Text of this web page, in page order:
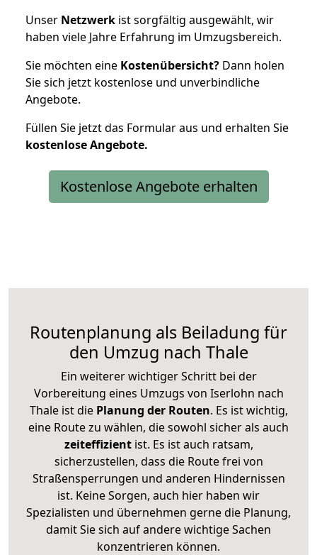
Unser Netzwerk ist sorgfältig ausgewählt, wir
haben viele Jahre Erfahrung im Umzugsbereich.
Sie möchten eine Kostenübersicht? Dann holen
Sie sich jetzt kostenlose und unverbindliche
Angebote.
Füllen Sie jetzt das Formular aus und erhalten Sie
kostenloseAngebote.
Kostenlose Angebote erhalten
Routenplanung als Beiladung für
den Umzug nach Thale
Ein weiterer wichtiger Schritt bei der
Vorbereitung eines Umzugs von Iserlohn nach
Thale ist diePlanung der Routen. Es ist wichtig,
eine Route zu wählen, die sowohl sicher als auch
zeiteffizientist. Es ist auch ratsam,
sicherzustellen, dass die Route frei von
Straßensperrungen und anderen Hindernissen
ist. Keine Sorgen, auch hier haben wir
Spezialisten und übernehmen gerne die Planung,
damit Sie sich auf andere wichtige Sachen
konzentrieren können.